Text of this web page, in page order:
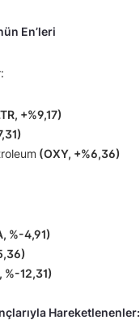
En’leri
+%9,17)
(OXY, +%6,36)
%-4,91)
%-12,31)
Hareketlenenler: